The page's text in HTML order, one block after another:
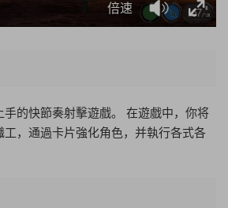
倍速
的快節奏射擊遊戲。 在遊戲中，你将
，通過卡片強化角色，并執行各式各